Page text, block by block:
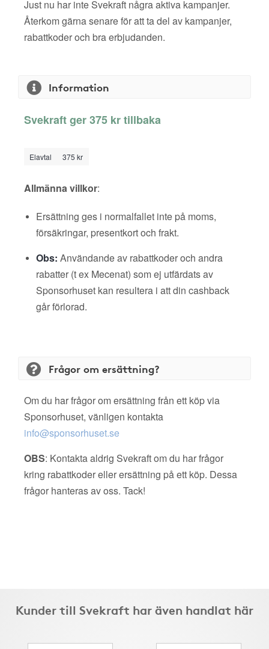
Just nu har inte Svekraft några aktiva kampanjer.
Återkom gärna senare för att ta del av kampanjer,
rabattkoder och bra erbjudanden.
Information
Svekraft ger 375 kr tillbaka
Elavtal 375 kr
Allmänna villkor:
Ersättning ges i normalfallet inte på moms,
försäkringar, presentkort och frakt.
Obs: Användande av rabattkoder och andra
rabatter (t ex Mecenat) som ej utfärdats av
Sponsorhuset kan resultera i att din cashback
går förlorad.
Frågor om ersättning?
Om du har frågor om ersättning från ett köp via
Sponsorhuset, vänligen kontakta
info@sponsorhuset.se
OBS: Kontakta aldrig Svekraft om du har frågor
kring rabattkoder eller ersättning på ett köp. Dessa
frågor hanteras av oss. Tack!
Kunder till Svekraft har även handlat här